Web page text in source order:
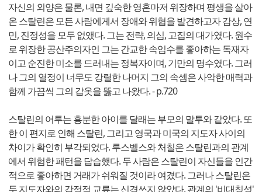
자신의 외양은 물론, 내면 깊숙한 영혼마저 위장하며 평생을 살아
온 스탈린은 모든 사람에게서 장애와 위협을 발견하고자 감상, 연
민, 진정성을 모두 없앴다. 그는 전략, 의심, 고집의 대가였다. 원수
로 위장한 공산주의자인 그는 간교한 속임수를 좋아하는 독재자
이고 순진한 미소를 드러내는 정복자이며, 기만의 명수였다. 그러
나 그의 열정이 너무도 강렬한 나머지 그의 속셈은 사악한 매력과
함께 가끔씩 그의 갑옷을 뚫고 나왔다. - p.720
스탈린의 어투는 흥분한 아이를 달래는 부모의 말투와 같았다. 또
한 이 편지로 인해 스탈린, 그리고 영국과 미국의 지도자 사이의
차이가 확인히 부각되었다. 루스벨스와 처칠은 스탈린과의 관계
에서 위험한 패턴을 답습했다. 두 사람은 스탈린이 자신들을 인간
적으로 좋아하면 거래가 쉬워질 것이라 여겼다. 그러나 스탈린은
두 지도자와의 감정적 교류는 신경쓰지 않았다. 관계의 '비대칭성'